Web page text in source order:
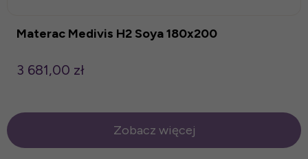
Materac Medivis H2 Soya 180x200
3 681,00 zł
Zobacz więcej